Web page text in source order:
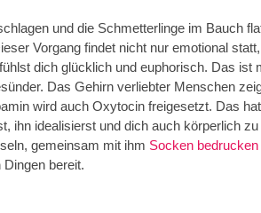
und die Schmetterlinge im Bauch
Vorgang findet nicht nur emotional
dich glücklich und euphorisch. Das ist
Das Gehirn verliebter Menschen
wird auch Oxytocin freigesetzt. Das
ihn idealisierst und dich auch körperlich
gemeinsam mit ihm Socken bedrucken
bereit.